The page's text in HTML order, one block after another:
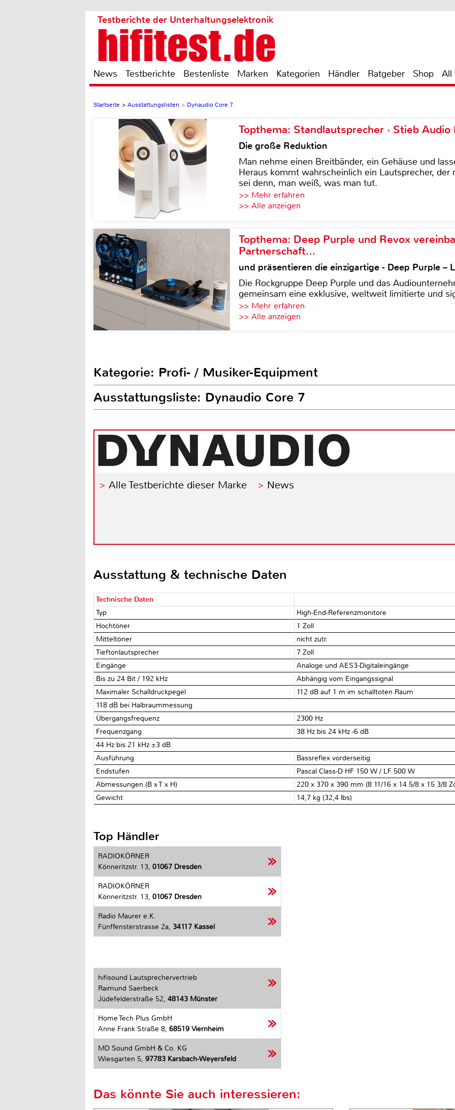
Testberichte der Unterhaltungselektronik
News Testberichte Bestenliste Marken Kategorien Händler Ratgeber Shop All
Startseite > Ausstattungslisten > Dynaudio Core 7
Topthema: Standlautsprecher · Stieb Audio
Die große Reduktion
Man nehme einen Breitbänder, ein Gehäuse und
Heraus kommt wahrscheinlich ein Lautsprecher,
sei denn, man weiß, was man tut.
>> Mehr erfahren
>> Alle anzeigen
Topthema: Deep Purple und Revox
Partnerschaft…
und präsentieren die einzigartige - Deep Purple –
Die Rockgruppe Deep Purple und das
gemeinsam eine exklusive, weltweit limitierte und
>> Mehr erfahren
>> Alle anzeigen
Kategorie: Profi- / Musiker-Equipment
Ausstattungsliste: Dynaudio Core 7
Alle Testberichte dieser Marke News
Ausstattung & technische Daten
Technische Daten
Typ
High-End-Referenzmonitore
Hochtöner
1 Zoll
Mitteltöner
nicht zutr.
Tieftonlautsprecher
7 Zoll
Eingänge
Analoge und AES3-Digitaleingänge
Bis zu 24 Bit / 192 kHz
Abhängig vom Eingangssignal
Maximaler Schalldruckpegel
112 dB auf 1 m im schalltoten Raum
118 dB bei Halbraummessung
Übergangsfrequenz
2300 Hz
Frequenzgang
38 Hz bis 24 kHz -6 dB
44 Hz bis 21 kHz ±3 dB
Ausführung
Bassreflex vorderseitig
Endstufen
Pascal Class-D HF 150 W / LF 500 W
Abmessungen (B x T x H)
220 x 370 x 390 mm (8 11/16 x 14 5/8 x 15 3/8
Gewicht
14,7 kg (32,4 lbs)
Top Händler
RADIOKÖRNER
Könneritzstr. 13, 01067 Dresden
RADIOKÖRNER
Könneritzstr. 13, 01067 Dresden
Radio Maurer e.K.
Fünffensterstrasse 2a, 34117 Kassel
hifisound Lautsprechervertrieb
Raimund Saerbeck
Jüdefelderstraße 52, 48143 Münster
Home Tech Plus GmbH
Anne Frank Straße 8, 68519 Viernheim
MD Sound GmbH & Co. KG
Wiesgarten 5, 97783 Karsbach-Weyersfeld
Das könnte Sie auch interessieren: